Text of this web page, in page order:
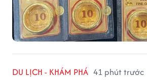
DU LỊCH - KHÁM PHÁ 41 phút trước